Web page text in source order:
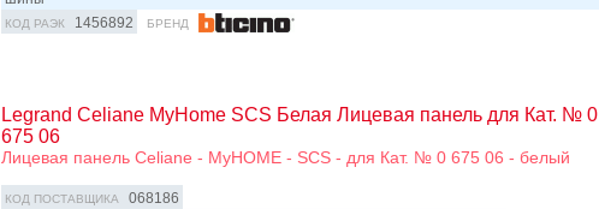
КОД РАЭК 1456892 БРЕНД
Legrand Celiane MyHome SCS Белая Лицевая панель для Кат. № 0
675 06
Лицевая панель Celiane - MyHOME - SCS - для Кат. № 0 675 06 - белый
КОД ПОСТАВЩИКА 068186